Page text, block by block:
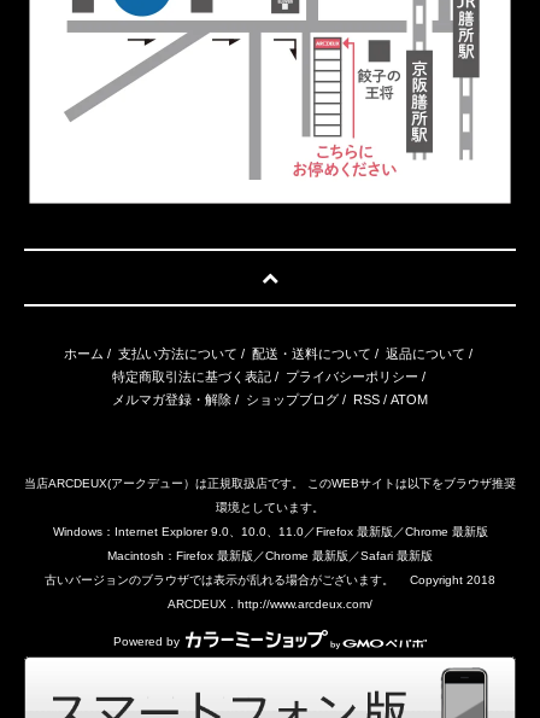
ホーム / 支払い方法について / 配送・送料について / 返品について /
特定商取引法に基づく表記/ プライバシーポリシー /
メルマガ登録・解除 / ショップブログ / RSS / ATOM
当店ARCDEUX(アークデュー）は正規取扱店です。 このWEBサイトは以下をブラウザ推奨
環境としています。
Windows：Internet Explorer 9.0、10.0、11.0／Firefox 最新版／Chrome 最新版
Macintosh：Firefox 最新版／Chrome 最新版／Safari 最新版
古いバージョンのブラウザでは表示が乱れる場合がございます。 Copyright 2018
ARCDEUX . http://www.arcdeux.com/
Powered by